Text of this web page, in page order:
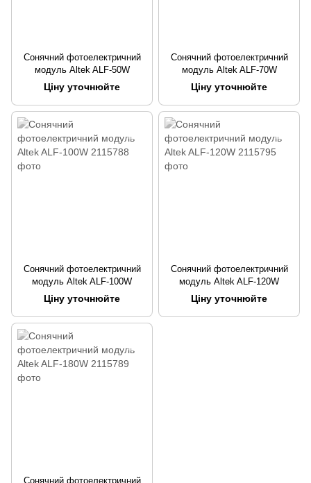
Сонячний фотоелектричний
модуль Altek ALF-50W
Ціну уточнюйте
Сонячний фотоелектричний
модуль Altek ALF-70W
Ціну уточнюйте
Сонячний фотоелектричний
модуль Altek ALF-100W
Ціну уточнюйте
Сонячний фотоелектричний
модуль Altek ALF-120W
Ціну уточнюйте
Сонячний фотоелектричний